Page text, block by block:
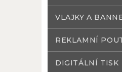
VLAJKY A
REKLAMNÍ
DIGITÁLNÍ TISK